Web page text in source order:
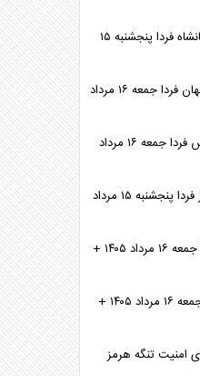
جدول قطعی برق استان کرمانشاه فردا پنجشنبه ۱۵
جدول قطعی برق استان اصفهان فردا جمعه ۱۶ مرداد
جدول قطعی برق استان فارس فردا جمعه ۱۶ مرداد
جدول قطعی برق استان البرز فردا پنجشنبه ۱۵ مرداد
جدول قطعی برق مشهد فردا جمعه ۱۶ مرداد ۱۴۰۵ +
جدول قطعی برق تبریز فردا جمعه ۱۶ مرداد ۱۴۰۵ +
امنیت تنگه هرمز